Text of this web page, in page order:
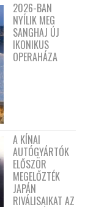
2026-BAN
NYÍLIK MEG
SANGHAJ ÚJ
IKONIKUS
OPERAHÁZA
A KÍNAI
AUTÓGYÁRTÓK
ELŐSZÖR
MEGELŐZTÉK
JAPÁN
RIVÁLISAIKAT AZ